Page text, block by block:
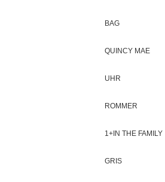
BAG
QUINCY MAE
UHR
ROMMER
1+IN THE FAMILY
GRIS